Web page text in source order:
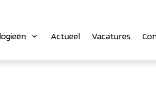
Actueel Vacatures